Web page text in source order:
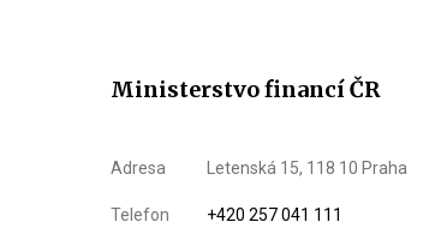
Ministerstvo financí ČR
Adresa Letenská 15, 118 10 Praha
Telefon +420 257 041 111